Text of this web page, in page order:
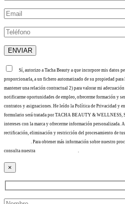
Sí, autorizo a Tacha Beauty a que incorpore mis datos
proporcionarla, a un fichero automatizado de su propiedad
mantener una relación contractual 2) para valorar mi
notificarme oportunidades de empleo, ofrecerme formación y
contratos y asignaciones. He leído la Política de Privacidad y
formulario será tratada por TACHA BEAUTY & WELLNESS,
intereses con la marca y ofrecerme información personalizada.
rectificación, eliminación y restricción del procesamiento de
. Para obtener más información sobre nuestro
consulta nuestra
.
×